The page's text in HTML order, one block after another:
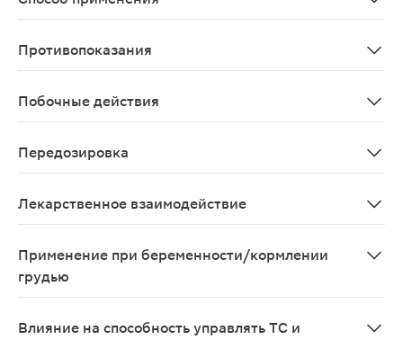
Противопоказания
Побочные действия
Передозировка
Лекарственное взаимодействие
Применение при беременности/кормлении
грудью
Влияние на способность управлять ТС и